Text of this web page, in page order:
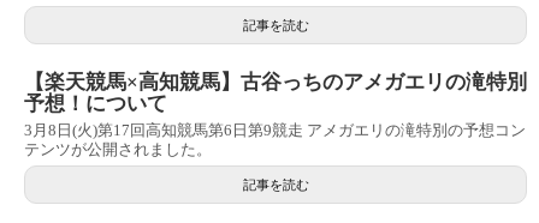
記事を読む
【楽天競馬×高知競馬】古谷っちのアメガエリの滝特別
予想！について
3月8日(火)第17回高知競馬第6日第9競走 アメガエリの滝特別の予想コン
テンツが公開されました。
記事を読む